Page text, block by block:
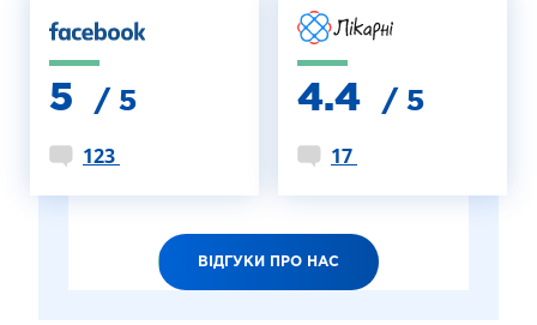
5 / 5
123
4.4 / 5
17
ВІДГУКИ ПРО НАС